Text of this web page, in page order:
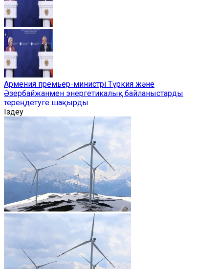
Армения премьер-министрі Түркия және
Әзербайжанмен энергетикалық байланыстарды
тереңдетуге шақырды
Іздеу